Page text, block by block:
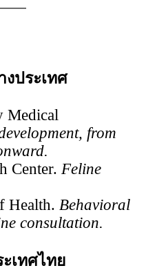
ประเทศ
Medical
from
Center. Feline
Health. Behavioral
consultation.
เทศไทย